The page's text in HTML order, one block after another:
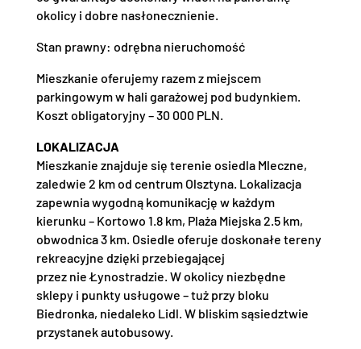
okolicy i dobre nasłonecznienie.
Stan prawny: odrębna nieruchomość
Mieszkanie oferujemy razem z miejscem
parkingowym w hali garażowej pod budynkiem.
Koszt obligatoryjny – 30 000 PLN.
LOKALIZACJA
Mieszkanie znajduje się terenie osiedla Mleczne,
zaledwie 2 km od centrum Olsztyna. Lokalizacja
zapewnia wygodną komunikację w każdym
kierunku – Kortowo 1.8 km, Plaża Miejska 2.5 km,
obwodnica 3 km. Osiedle oferuje doskonałe tereny
rekreacyjne dzięki przebiegającej
przez nie Łynostradzie. W okolicy niezbędne
sklepy i punkty usługowe – tuż przy bloku
Biedronka, niedaleko Lidl. W bliskim sąsiedztwie
przystanek autobusowy.